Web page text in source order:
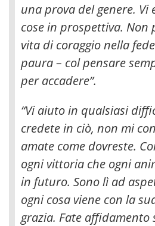
una prova del genere. Vi
cose in prospettiva. Non
vita di coraggio nella
paura – col pensare
per accadere”.
“Vi aiuto in qualsiasi
credete in ciò, non mi
amate come dovreste.
ogni vittoria che ogni
in futuro. Sono lì ad
ogni cosa viene con la
grazia. Fate affidamento